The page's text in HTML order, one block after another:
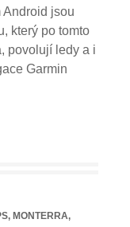
Android jsou
který po tomto
povolují ledy a i
Garmin
, MONTERRA,